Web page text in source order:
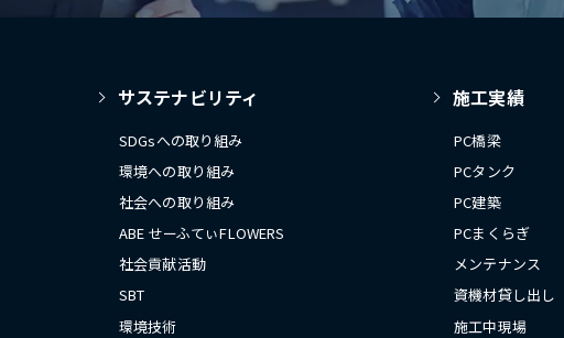
サステナビリティ
SDGsへの取り組み
環境への取り組み
社会への取り組み
ABE せーふてぃFLOWERS
社会貢献活動
SBT
環境技術
施工実績
PC橋梁
PCタンク
PC建築
PCまくらぎ
メンテナンス
資機材貸し出し
施工中現場